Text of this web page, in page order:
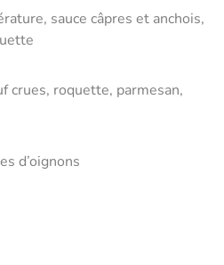
sauce câpres et anchois,
crues, roquette, parmesan,
d’oignons